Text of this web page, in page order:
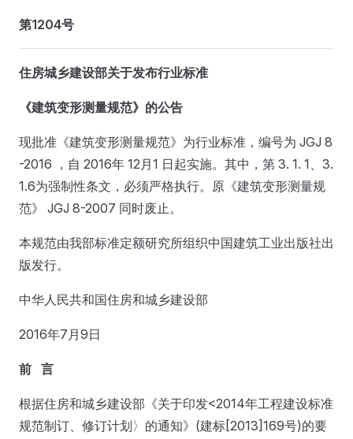
第1204号
住房城乡建设部关于发布行业标准
《建筑变形测量规范》的公告
现批准《建筑变形测量规范》为行业标准，编号为 JGJ 8
-2016 ，自 2016年 12月1 日起实施。其中，第 3. 1. 1、3.
1.6为强制性条文，必须严格执行。原《建筑变形测量规
范》 JGJ 8-2007 同时废止。
本规范由我部标准定额研究所组织中国建筑工业出版社出
版发行。
中华人民共和国住房和城乡建设部
2016年7月9日
前 言
根据住房和城乡建设部《关于印发<2014年工程建设标准
规范制订、修订计划〉的通知》(建标[2013]169号)的要